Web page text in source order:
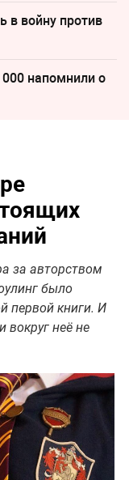
в войну против
напомнили о
за авторством
было
первой книги. И
вокруг неё не